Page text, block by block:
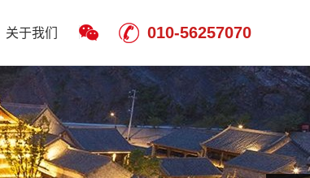
关于我们 010-56257070